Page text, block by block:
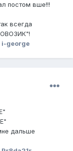
постом вше!!!
всегда
i-george
дальше